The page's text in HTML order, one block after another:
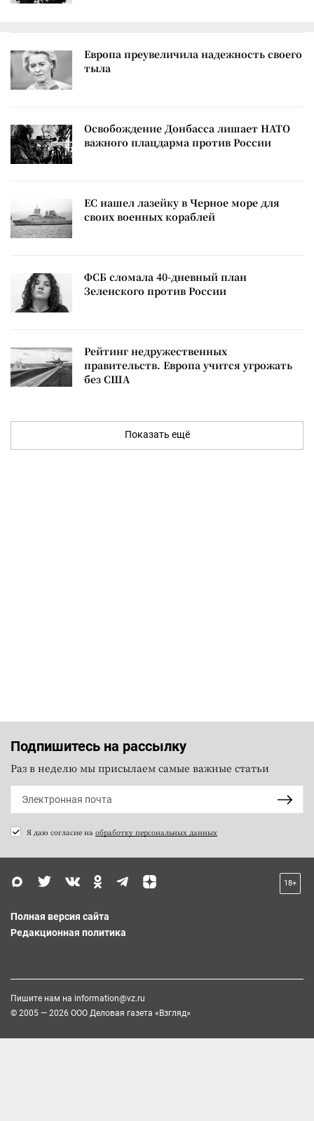
Европа преувеличила надежность своего
тыла
Освобождение Донбасса лишает НАТО
важного плацдарма против России
ЕС нашел лазейку в Черное море для
своих военных кораблей
ФСБ сломала 40-дневный план
Зеленского против России
Рейтинг недружественных
правительств. Европа учится угрожать
без США
Показать ещё
Подпишитесь на рассылку
Раз в неделю мы присылаем самые важные статьи
Я даю согласие на обработку персональных данных
18+
Полная версия сайта
Редакционная политика
Пишите нам на information@vz.ru
© 2005 — 2026 ООО Деловая газета «Взгляд»